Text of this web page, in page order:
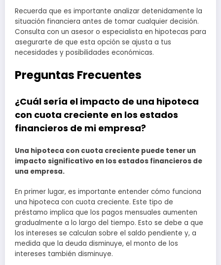
Recuerda que es importante analizar detenidamente la
situación financiera antes de tomar cualquier decisión.
Consulta con un asesor o especialista en hipotecas para
asegurarte de que esta opción se ajusta a tus
necesidades y posibilidades económicas.
Preguntas Frecuentes
¿Cuál sería el impacto de una hipoteca
con cuota creciente en los estados
financieros de mi empresa?
Una hipoteca con cuota creciente puede tener un
impacto significativo en los estados financieros de
una empresa.
En primer lugar, es importante entender cómo funciona
una hipoteca con cuota creciente. Este tipo de
préstamo implica que los pagos mensuales aumenten
gradualmente a lo largo del tiempo. Esto se debe a que
los intereses se calculan sobre el saldo pendiente y, a
medida que la deuda disminuye, el monto de los
intereses también disminuye.